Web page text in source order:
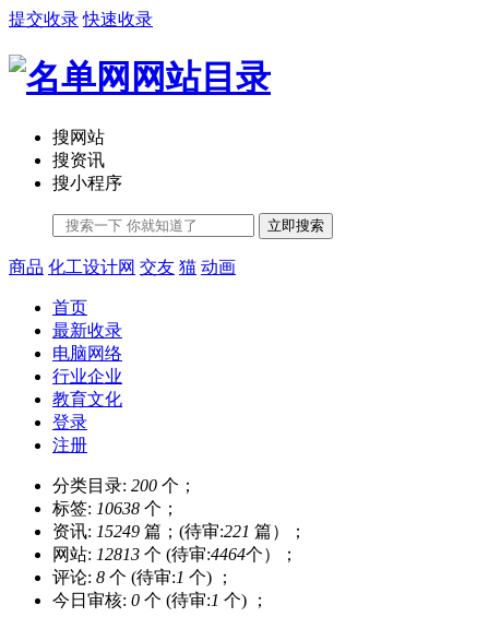
提交收录 快速收录
搜网站
搜资讯
搜小程序
立即搜索
商品 化工设计网 交友 猫 动画
首页
最新收录
电脑网络
行业企业
教育文化
登录
注册
分类目录: 200 个；
标签: 10638 个；
资讯: 15249 篇；(待审:221 篇）；
网站: 12813 个 (待审:4464个）；
评论: 8 个 (待审:1 个) ；
今日审核: 0 个 (待审:1 个) ；